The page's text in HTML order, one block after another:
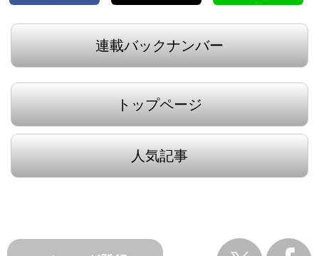
連載バックナンバー
トップページ
人気記事